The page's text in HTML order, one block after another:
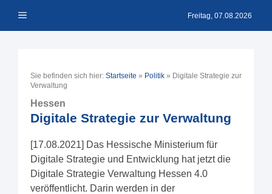
Inhalt Menü Freitag, 07.08.2026
Sie befinden sich hier: Startseite » Politik » Digitale Strategie zur
Verwaltung
Hessen
Digitale Strategie zur Verwaltung
[17.08.2021] Das Hessische Ministerium für
Digitale Strategie und Entwicklung hat jetzt die
Digitale Strategie Verwaltung Hessen 4.0
veröffentlicht. Darin werden in der